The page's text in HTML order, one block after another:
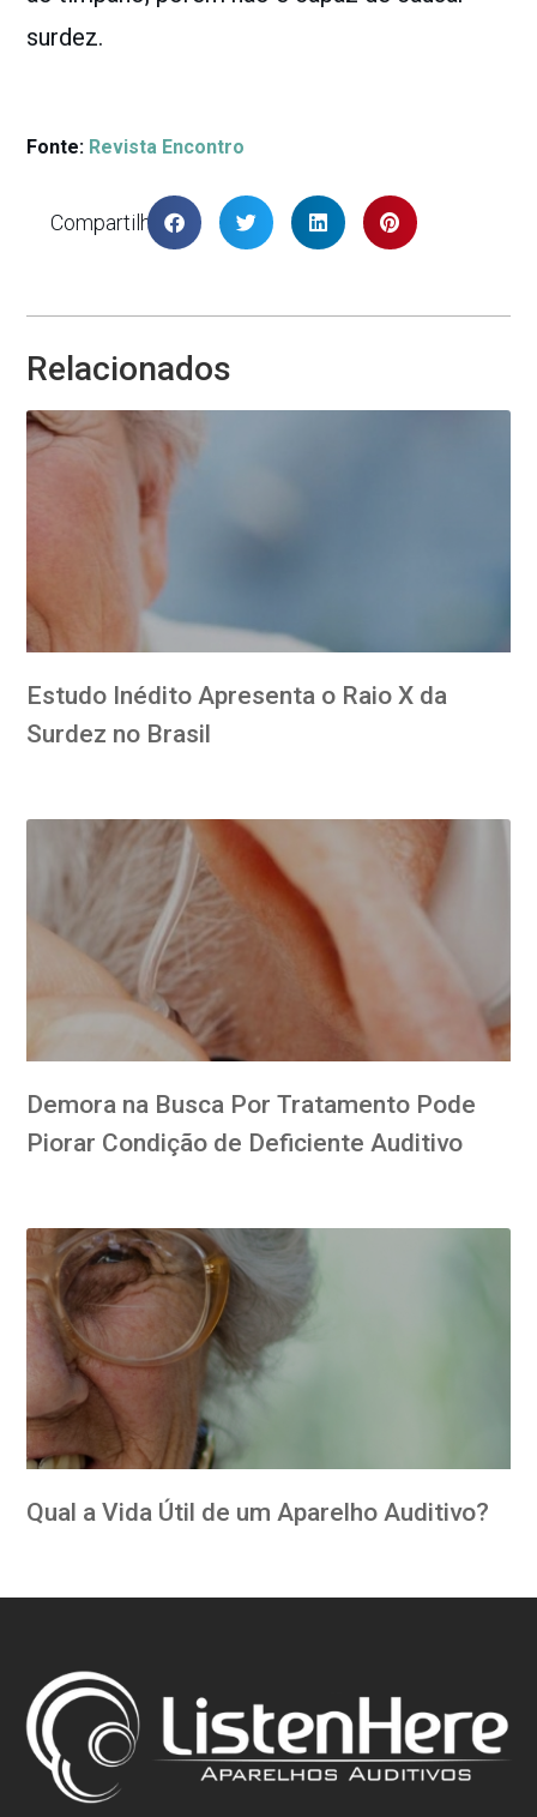
surdez.
Fonte: Revista Encontro
Compartilhar
Relacionados
Estudo Inédito Apresenta o Raio X da
Surdez no Brasil
Demora na Busca Por Tratamento Pode
Piorar Condição de Deficiente Auditivo
Qual a Vida Útil de um Aparelho Auditivo?